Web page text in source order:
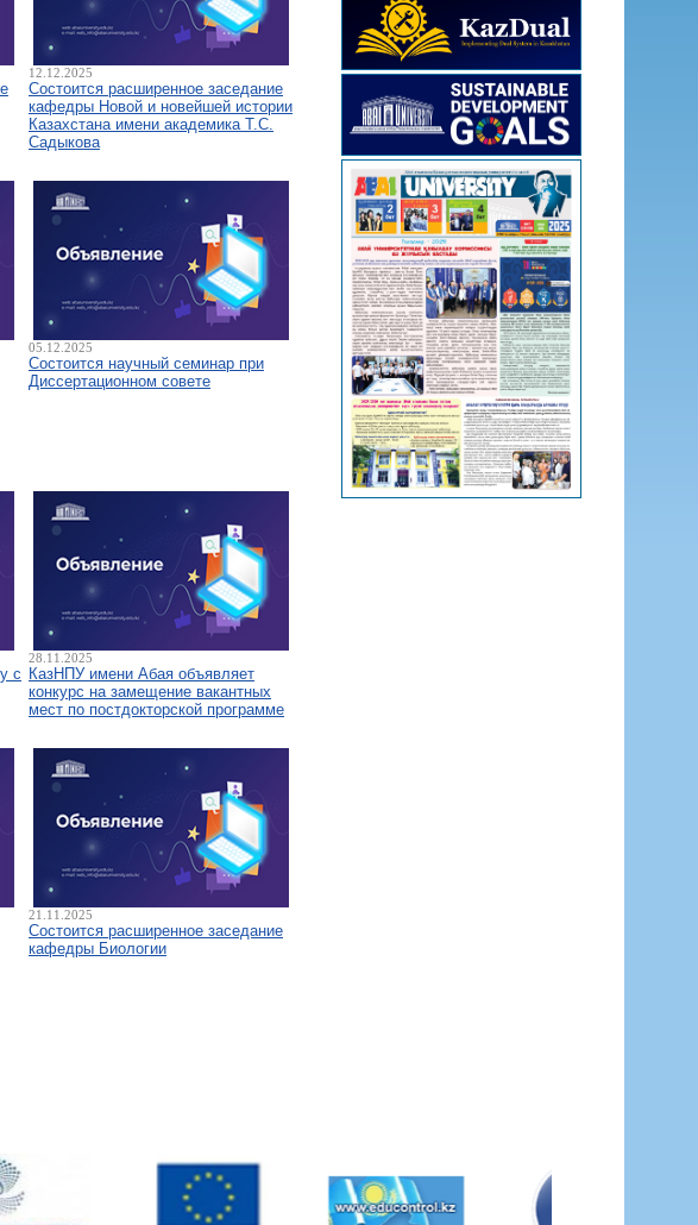
12.12.2025
Состоится расширенное заседание
кафедры Новой и новейшей истории
Казахстана имени академика Т.С.
Садыкова
05.12.2025
Состоится научный семинар при
Диссертационном совете
с
28.11.2025
КазНПУ имени Абая объявляет
конкурс на замещение вакантных
мест по постдокторской программе
21.11.2025
Состоится расширенное заседание
кафедры Биологии